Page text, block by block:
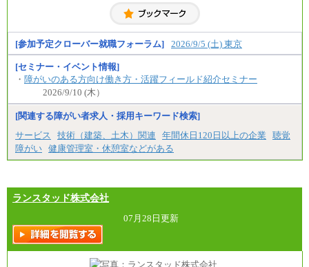
㉑月給185,000 円以上
㉓月給224,500円以上
※全コース共通※ 能力・経験・勤務地などにより
異なります
※試用期間中も給与に変更はございません。
※居住地、年齢により異なります。
※この他に、該当する場合は各種手当が支給されま
す。
※試用期間中も給与に変更はございません
[参加予定クローバー就職フォーラム] 2026/9/5 (土) 東京
[セミナー・イベント情報]
・ 障がいのある方向け働き方・活躍フィールド紹介セミナー
2026/9/10 (木）
[関連する障がい者求人・採用キーワード検索]
サービス
技術（建築、土木）関連 年間休日120日以上の企業
聴覚
障がい 健康管理室・休憩室などがある
ランスタッド株式会社
07月28日更新